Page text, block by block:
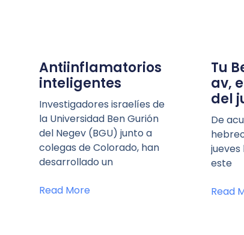
Antiinflamatorios
inteligentes
Investigadores israelíes de
la Universidad Ben Gurión
del Negev (BGU) junto a
colegas de Colorado, han
desarrollado un
Read More
Tu
av,
del
De
este
Read